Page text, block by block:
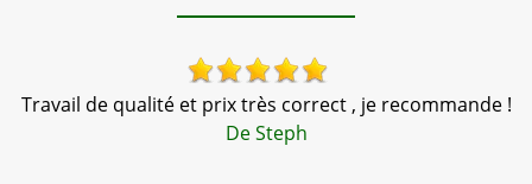
Travail de qualité et prix très correct , je recommande !
De Steph